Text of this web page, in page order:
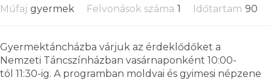
Műfaj gyermek Felvonások száma 1 Időtartam 90
Gyermektáncházba várjuk az érdeklődőket a
Nemzeti Táncszínházban vasárnaponként 10:00-
tól 11:30-ig. A programban moldvai és gyimesi népzene